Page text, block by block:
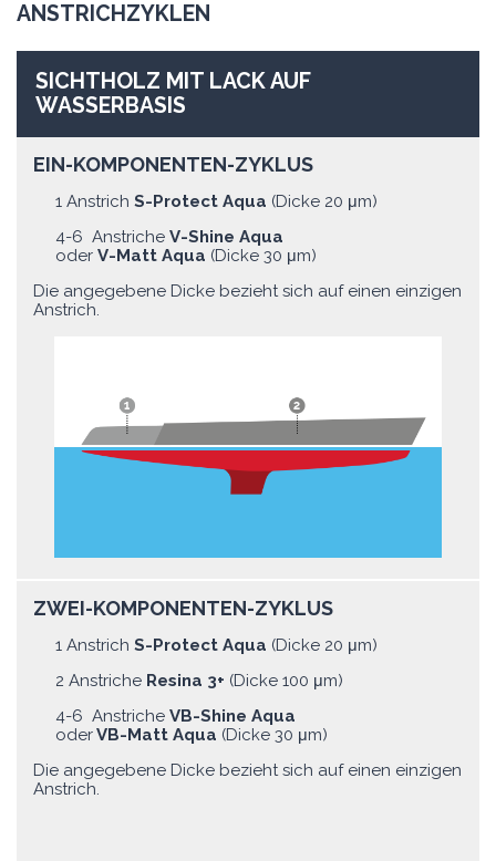
ANSTRICHZYKLEN
SICHTHOLZ MIT LACK AUF
WASSERBASIS
EIN-KOMPONENTEN-ZYKLUS
1 Anstrich S-Protect Aqua (Dicke 20 μm)
4-6 Anstriche V-Shine Aqua
oder V-Matt Aqua (Dicke 30 μm)
Die angegebene Dicke bezieht sich auf einen einzigen
Anstrich.
ZWEI-KOMPONENTEN-ZYKLUS
1 Anstrich S-Protect Aqua (Dicke 20 μm)
2 Anstriche Resina 3+ (Dicke 100 μm)
4-6 Anstriche VB-Shine Aqua
oderVB-Matt Aqua (Dicke 30 μm)
Die angegebene Dicke bezieht sich auf einen einzigen
Anstrich.